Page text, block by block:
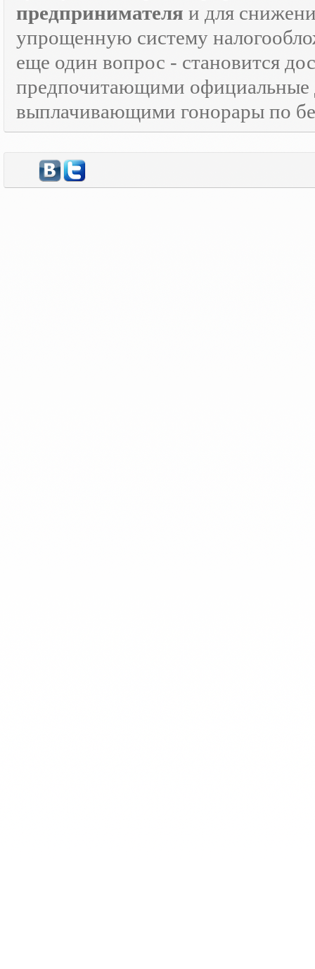
предпринимателя и для
упрощенную систему
еще один вопрос - становится
предпочитающими официальные
выплачивающими гонорары по